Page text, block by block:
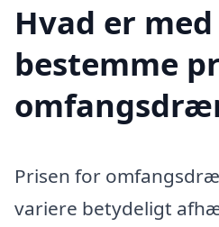
Hvad er
bestemme
Prisen for
variere betydeligt